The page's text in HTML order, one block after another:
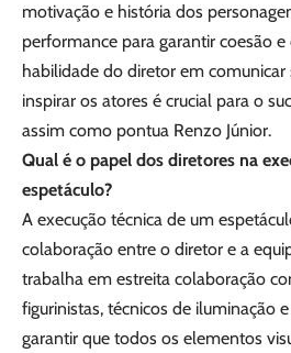
motivação e história dos
performance para garantir coesão e
habilidade do diretor em comunicar
inspirar os atores é crucial para o
assim como pontua Renzo Júnior.
Qual é o papel dos diretores na
espetáculo?
A execução técnica de um
colaboração entre o diretor e a
trabalha em estreita colaboração
figurinistas, técnicos de iluminação
garantir que todos os elementos